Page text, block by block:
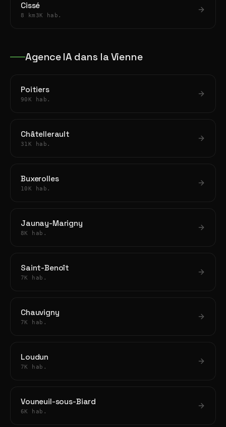
Cissé
8 km 3K hab.
Agence IA dans la Vienne
Poitiers
90K hab.
Châtellerault
31K hab.
Buxerolles
10K hab.
Jaunay-Marigny
8K hab.
Saint-Benoît
7K hab.
Chauvigny
7K hab.
Loudun
7K hab.
Vouneuil-sous-Biard
6K hab.